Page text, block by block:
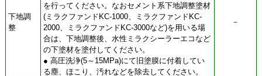
下地調
整
を行ってください。なおセメント系下地調整塗材
(ミラクファンドKC-1000、ミラクファンドKC-
2000、ミラクファンドKC-3000など)を用いる場
合は、下地調整後、水性ミラクシーラーエコなど
の下塗材を塗付してください。
● 高圧洗浄(5～15MPa)にて旧塗膜に付着してい
る塵、ほこり、汚れなどを除去してください。
－